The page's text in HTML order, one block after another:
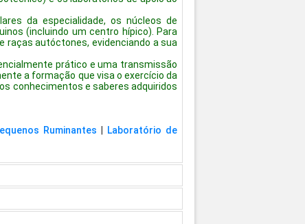
da especialidade, os núcleos de
(incluindo um centro hípico). Para
raças autóctones, evidenciando a sua
prático e uma transmissão
a formação que visa o exercício da
conhecimentos e saberes adquiridos
Ruminantes
Laboratório de